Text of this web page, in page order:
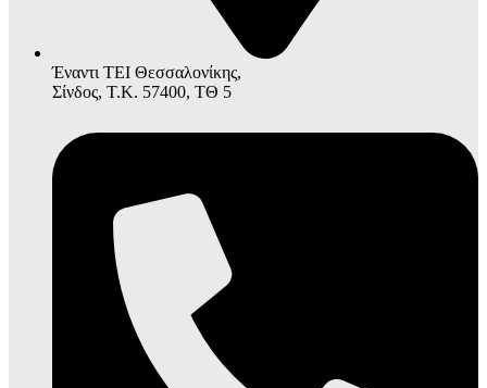
Έναντι ΤΕΙ Θεσσαλονίκης,
Σίνδος, Τ.Κ. 57400, ΤΘ 5